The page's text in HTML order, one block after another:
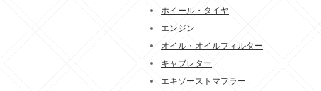
ホイール・タイヤ
エンジン
オイル・オイルフィルター
キャブレター
エキゾーストマフラー